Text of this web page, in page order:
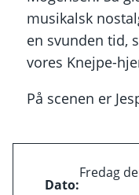
musikalsk
en svunden tid,
vores Knejpe-
På scenen er
Dato:
Fredag